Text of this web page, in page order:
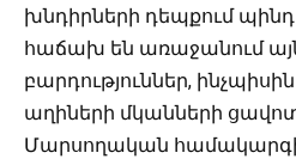
խնդիրների դեպքում
հաճախ են առաջանում
բարդություններ,
աղիների մկանների ցավոտ
Մարսողական